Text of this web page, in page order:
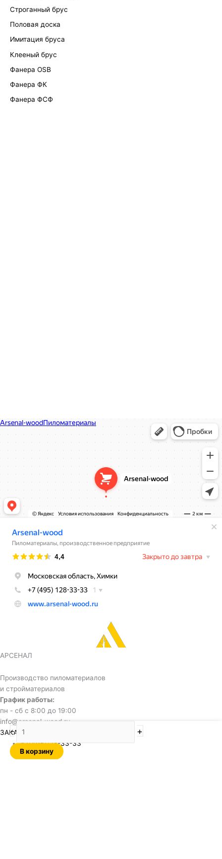
Строганный брус
Половая доска
Имитация бруса
Клееный брус
Фанера OSB
Фанера ФК
Фанера ФСФ
АРСЕНАЛ
Производство пиломатериалов
и стройматериалов
График работы:
пн - сб с 8:00 до 19:00
info@arsenal-wood.ru
ЗАКАЗАТЬ ЗВОНОК
+7(495)128-33-33
-
Количество
товара
Фанера
фк
+
В корзину